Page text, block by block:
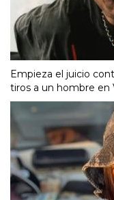
Empieza el juicio
tiros a un hombre en